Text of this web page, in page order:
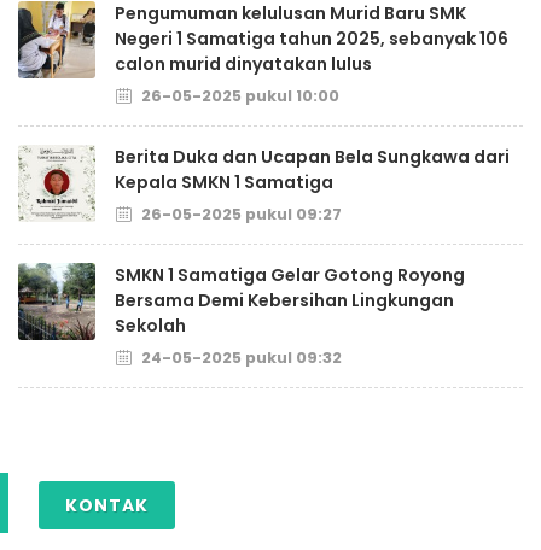
Pengumuman kelulusan Murid Baru SMK
Negeri 1 Samatiga tahun 2025, sebanyak 106
calon murid dinyatakan lulus
26-05-2025 pukul 10:00
Berita Duka dan Ucapan Bela Sungkawa dari
Kepala SMKN 1 Samatiga
26-05-2025 pukul 09:27
SMKN 1 Samatiga Gelar Gotong Royong
Bersama Demi Kebersihan Lingkungan
Sekolah
24-05-2025 pukul 09:32
KONTAK